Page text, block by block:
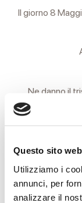
Questo sito
Utilizziamo i
annunci, per
analizzare il
Il giorno 8
Ne danno il
ROMINA, la
I funerali si
9.30 dalle
Nuova per la